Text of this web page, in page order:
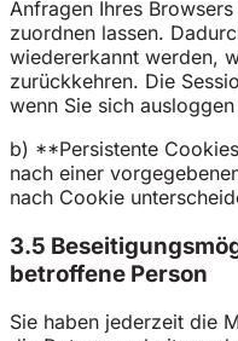
Anfragen Ihres
zuordnen lassen.
wiedererkannt werden,
zurückkehren. Die
wenn Sie sich
b) **Persistente
nach einer
nach Cookie
3.5
betroffene Person
Sie haben jederzeit die